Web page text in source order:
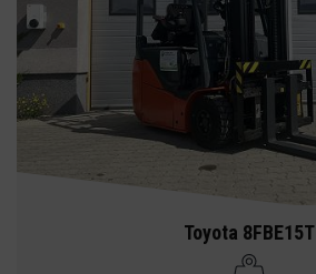
Toyota 8FBE15T